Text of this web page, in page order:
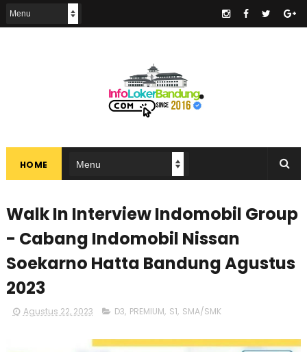
HOME
Walk In Interview Indomobil Group
- Cabang Indomobil Nissan
Soekarno Hatta Bandung Agustus
2023
Agustus 22, 2023 D3, PREMIUM, S1, SMA/SMK